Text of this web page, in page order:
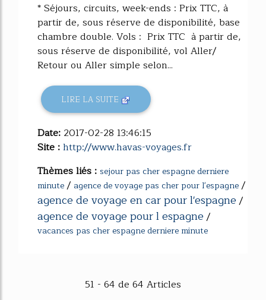
* Séjours, circuits, week-ends : Prix TTC, à
partir de, sous réserve de disponibilité, base
chambre double. Vols : Prix TTC à partir de,
sous réserve de disponibilité, vol Aller/
Retour ou Aller simple selon...
LIRE LA SUITE
Date: 2017-02-28 13:46:15
Site :http://www.havas-voyages.fr
Thèmes liés : sejour pas cher espagne derniere
minute/ agence de voyage pas cher pour l'espagne/
agence de voyage en car pour l'espagne/
agence de voyage pour l espagne/
vacances pas cher espagne derniere minute
51 - 64 de 64 Articles